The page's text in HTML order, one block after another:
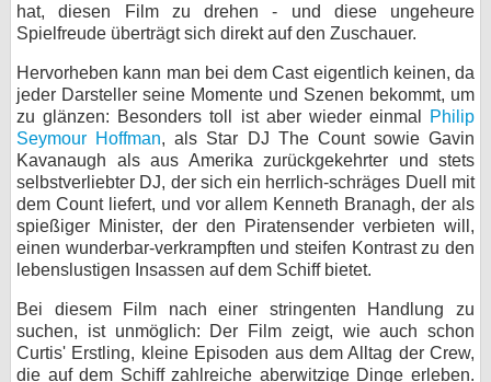
hat, diesen Film zu drehen - und diese ungeheure
Spielfreude überträgt sich direkt auf den Zuschauer.
Hervorheben kann man bei dem Cast eigentlich keinen, da
jeder Darsteller seine Momente und Szenen bekommt, um
zu glänzen: Besonders toll ist aber wieder einmal
Philip
Seymour Hoffman, als Star DJ The Count sowie Gavin
Kavanaugh als aus Amerika zurückgekehrter und stets
selbstverliebter DJ, der sich ein herrlich-schräges Duell mit
dem Count liefert, und vor allem Kenneth Branagh, der als
spießiger Minister, der den Piratensender verbieten will,
einen wunderbar-verkrampften und steifen Kontrast zu den
lebenslustigen Insassen auf dem Schiff bietet.
Bei diesem Film nach einer stringenten Handlung zu
suchen, ist unmöglich: Der Film zeigt, wie auch schon
Curtis' Erstling, kleine Episoden aus dem Alltag der Crew,
die auf dem Schiff zahlreiche aberwitzige Dinge erleben.